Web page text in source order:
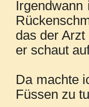
das der
er schaut
Da machte
Füssen zu